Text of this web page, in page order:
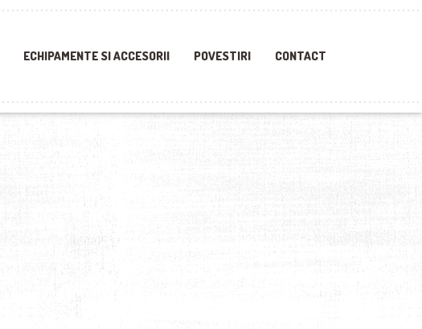
ECHIPAMENTE SI ACCESORII POVESTIRI CONTACT